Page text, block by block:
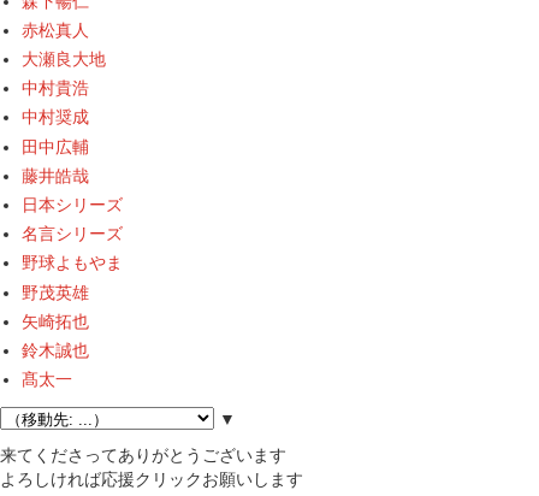
赤松真人
大瀬良大地
中村貴浩
中村奨成
田中広輔
藤井皓哉
日本シリーズ
名言シリーズ
野球よもやま
野茂英雄
矢崎拓也
鈴木誠也
髙太一
▼
来てくださってありがとうございます
よろしければ応援クリックお願いします